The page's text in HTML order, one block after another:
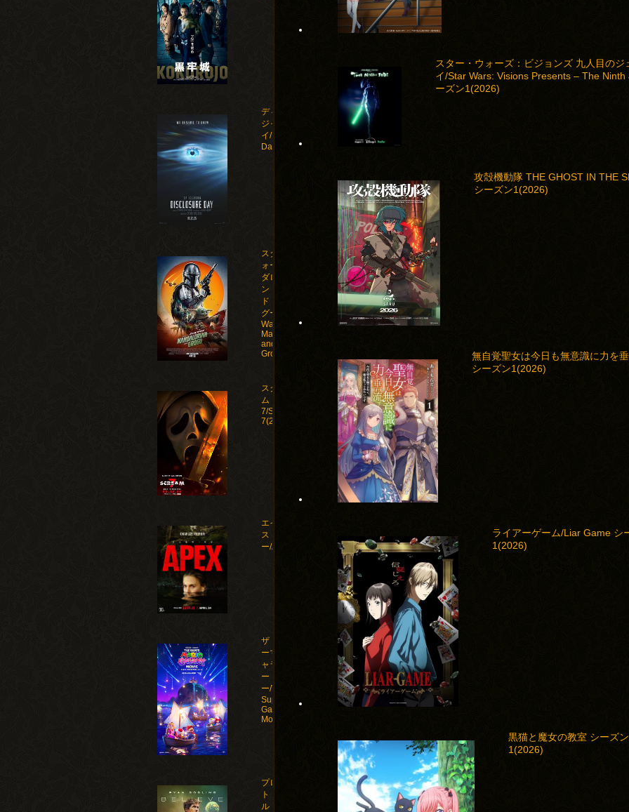
ディスクロー
ジャー・デ
イ/Disclosure
Day(2026)
スター・ウ
ォーズ マン
ダロリア
ン・アン
ド・グロー
グー/Star
Wars: The
Mandalorian
and
Grogu(2026)
スクリー
ム
7/Scream
7(2026)
エイペック
ス・プレデタ
ー/Apex(2026)
ザ・スーパ
ーマリオギ
ャラクシ
ー・ムービ
ー/The
Super Mario
Galaxy
Movie(2026)
プロジェク
ト・ヘイ
ル・メアリ
スター・ウォーズ：ビジョンズ 九人目のジ
イ/Star Wars: Visions Presents – The Ninth
ーズン1(2026)
攻殻機動隊 THE GHOST IN THE
シーズン1(2026)
無自覚聖女は今日も無意識に力を
シーズン1(2026)
ライアーゲーム/Liar Game シ
1(2026)
黒猫と魔女の教室 シーズン
1(2026)